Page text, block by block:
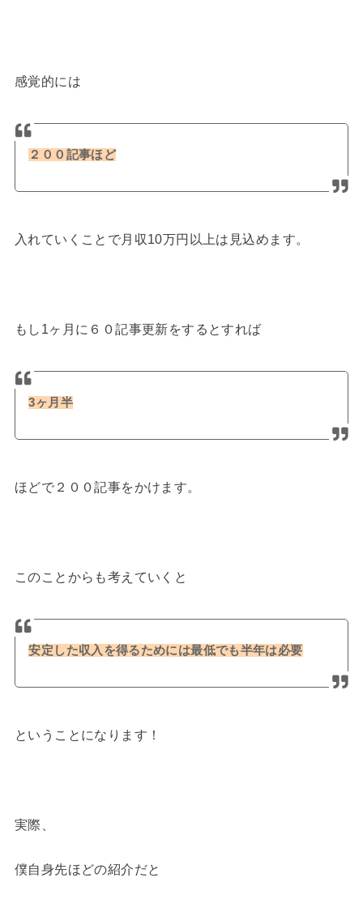
感覚的には
２００記事ほど
入れていくことで月収10万円以上は見込めます。
もし1ヶ月に６０記事更新をするとすれば
3ヶ月半
ほどで２００記事をかけます。
このことからも考えていくと
安定した収入を得るためには最低でも半年は必要
ということになります！
実際、
僕自身先ほどの紹介だと